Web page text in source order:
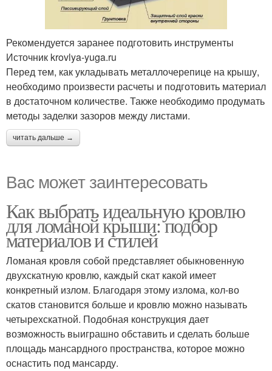
Рекомендуется заранее подготовить инструменты
Источник krovlya-yuga.ru
Перед тем, как укладывать металлочерепице на крышу,
необходимо произвести расчеты и подготовить материал
в достаточном количестве. Также необходимо продумать
методы заделки зазоров между листами.
читать дальше →
Вас может заинтересовать
Как выбрать идеальную кровлю
для ломаной крыши: подбор
материалов и стилей
Ломаная кровля собой представляет обыкновенную
двухскатную кровлю, каждый скат какой имеет
конкретный излом. Благодаря этому излома, кол-во
скатов становится больше и кровлю можно называть
четырехскатной. Подобная конструкция дает
возможность выиграшно обставить и сделать больше
площадь мансардного пространства, которое можно
оснастить под мансарду.